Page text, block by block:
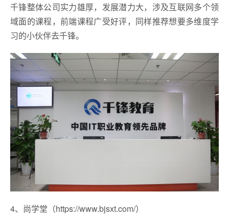
千锋整体公司实力雄厚，发展潜力大，涉及互联网多个领
域面的课程，前端课程广受好评，同样推荐想要多维度学
习的小伙伴去千锋。
4、尚学堂（https://www.bjsxt.com/）